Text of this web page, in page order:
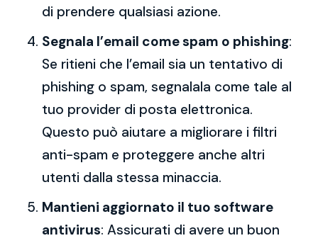
di prendere qualsiasi azione.
Segnala l’email come spam o phishing:
Se ritieni che l’email sia un tentativo di
phishing o spam, segnalala come tale al
tuo provider di posta elettronica.
Questo può aiutare a migliorare i filtri
anti-spam e proteggere anche altri
utenti dalla stessa minaccia.
Mantieni aggiornato il tuo software
antivirus: Assicurati di avere un buon